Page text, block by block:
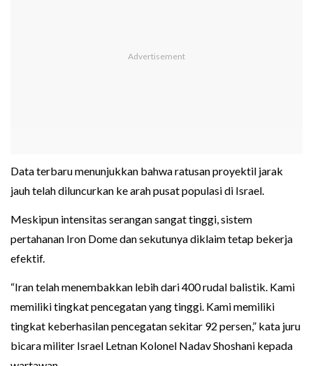
Data terbaru menunjukkan bahwa ratusan proyektil jarak
jauh telah diluncurkan ke arah pusat populasi di Israel.
Meskipun intensitas serangan sangat tinggi, sistem
pertahanan Iron Dome dan sekutunya diklaim tetap bekerja
efektif.
“Iran telah menembakkan lebih dari 400 rudal balistik. Kami
memiliki tingkat pencegatan yang tinggi. Kami memiliki
tingkat keberhasilan pencegatan sekitar 92 persen,” kata juru
bicara militer Israel Letnan Kolonel Nadav Shoshani kepada